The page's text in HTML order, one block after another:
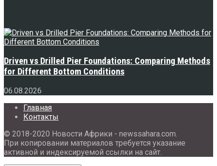
Driven vs Drilled Pier Foundations: Comparing Methods
for Different Bottom Conditions
06.08.2026
Главная
Контакты
© 2018-2020 Новости Африки - newssahara.com.
При копировании материалов требуется указание
активной и индексируемой ссылки на сайт.